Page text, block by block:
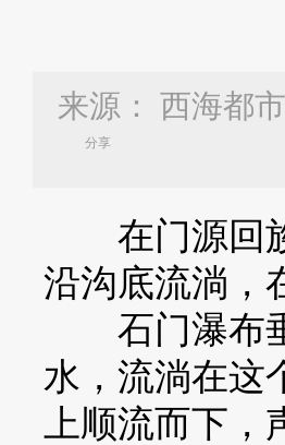
来源： 西海都
分享
在门源回族
沿沟底流淌，
石门瀑布垂
水，流淌在这
上顺流而下